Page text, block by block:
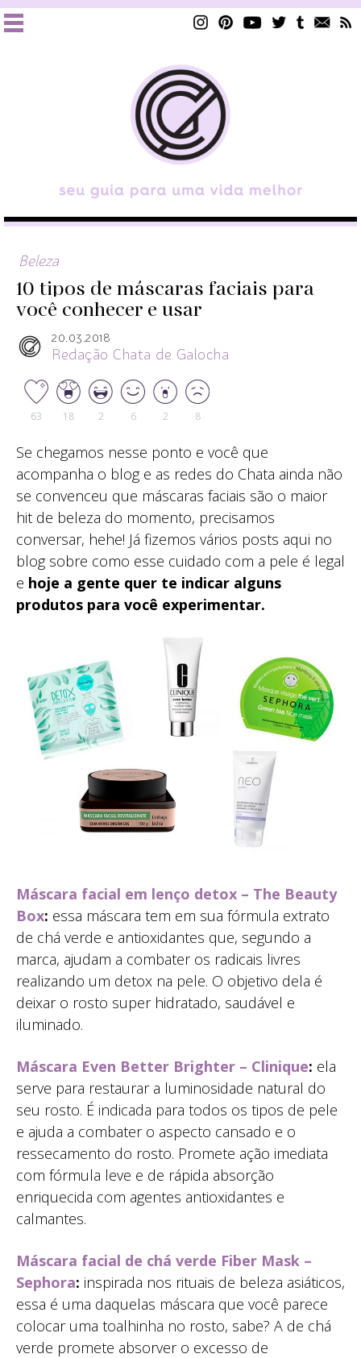
Beleza
10 tipos de máscaras faciais para
você conhecer e usar
20.03.2018
Redação Chata de Galocha
63 18 2 6 2 8
Se chegamos nesse ponto e você que
acompanha o blog e as redes do Chata ainda não
se convenceu que máscaras faciais são o maior
hit de beleza do momento, precisamos
conversar, hehe! Já fizemos vários posts aqui no
blog sobre como esse cuidado com a pele é legal
e hoje a gente quer te indicar alguns
produtos para você experimentar.
Máscara facial em lenço detox – The Beauty
Box: essa máscara tem em sua fórmula extrato
de chá verde e antioxidantes que, segundo a
marca, ajudam a combater os radicais livres
realizando um detox na pele. O objetivo dela é
deixar o rosto super hidratado, saudável e
iluminado.
Máscara Even Better Brighter – Clinique: ela
serve para restaurar a luminosidade natural do
seu rosto. É indicada para todos os tipos de pele
e ajuda a combater o aspecto cansado e o
ressecamento do rosto. Promete ação imediata
com fórmula leve e de rápida absorção
enriquecida com agentes antioxidantes e
calmantes.
Máscara facial de chá verde Fiber Mask –
Sephora: inspirada nos rituais de beleza asiáticos,
essa é uma daquelas máscara que você parece
colocar uma toalhinha no rosto, sabe? A de chá
verde promete absorver o excesso de